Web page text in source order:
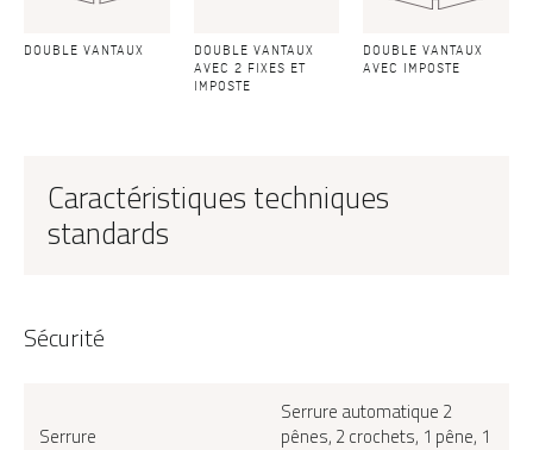
DOUBLE VANTAUX
DOUBLE VANTAUX
AVEC 2 FIXES ET
IMPOSTE
DOUBLE VANTAUX
AVEC IMPOSTE
Caractéristiques techniques
standards
Sécurité
Serrure
Serrure automatique 2
pênes, 2 crochets, 1 pêne, 1